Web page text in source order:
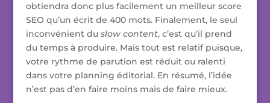
obtiendra donc plus facilement un meilleur score
SEO qu’un écrit de 400 mots. Finalement, le seul
inconvénient du slow content, c’est qu’il prend
du temps à produire. Mais tout est relatif puisque,
votre rythme de parution est réduit ou ralenti
dans votre planning éditorial. En résumé, l’idée
n’est pas d’en faire moins mais de faire mieux.